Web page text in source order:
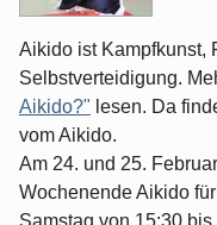
Aikido ist Kampfkunst,
Selbstverteidigung.
Aikido?" lesen. Da
vom Aikido.
Am 24. und 25.
Wochenende Aikido
Samstag von 15:30